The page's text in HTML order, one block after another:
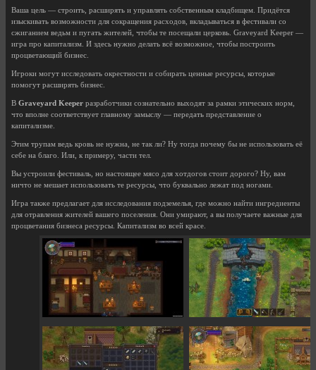
Ваша цель — строить, расширять и управлять собственным кладбищем. Придётся
изыскивать возможности для сокращения расходов, вкладываться в фестивали со
сжиганием ведьм и пугать жителей, чтобы те посещали церковь. Graveyard Keeper —
игра про капитализм. И здесь нужно делать всё возможное, чтобы построить
процветающий бизнес.
Игроки могут исследовать окрестности и собирать ценные ресурсы, которые
помогут расширять бизнес.
В Graveyard Keeper разработчики сознательно выходят за рамки этических норм,
что вполне соответствует главному замыслу — передать представление о
капитализме.
Этим трупам ведь кровь не нужна, не так ли? Ну тогда почему бы не использовать её
себе на благо. Или, к примеру, части тел.
Вы устроили фестиваль, но настоящее мясо для хотдогов стоит дорого? Ну, вам
ничто не мешает использовать те ресурсы, что буквально лежат под ногами.
Игра также предлагает для исследования подземелья, где можно найти ингредиенты
для отравления жителей вашего поселения. Они умирают, а вы получаете важные для
процветания бизнеса ресурсы. Капитализм во всей красе.